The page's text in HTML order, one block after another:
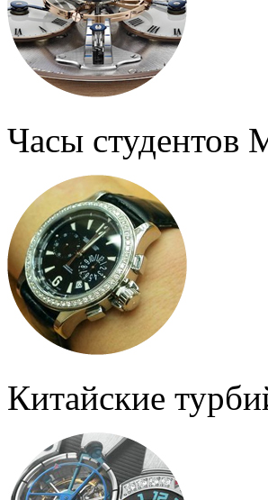
Часы
Китайские